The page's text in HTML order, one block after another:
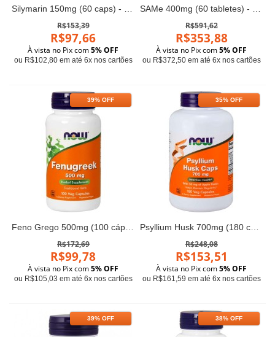
Silymarin 150mg (60 caps) - Now Foods
R$153,39
R$97,66
À vista no Pix com5% OFF
ou R$102,80 em até 6x nos cartões
SAMe 400mg (60 tabletes) - Now Foods
R$591,62
R$353,88
À vista no Pix com5% OFF
ou R$372,50 em até 6x nos cartões
39% OFF
Feno Grego 500mg (100 cápsulas) - Now Foods
R$172,69
R$99,78
À vista no Pix com5% OFF
ou R$105,03 em até 6x nos cartões
35% OFF
Psyllium Husk 700mg (180 cápsulas) - Now Foods
R$248,08
R$153,51
À vista no Pix com5% OFF
ou R$161,59 em até 6x nos cartões
39% OFF 38% OFF